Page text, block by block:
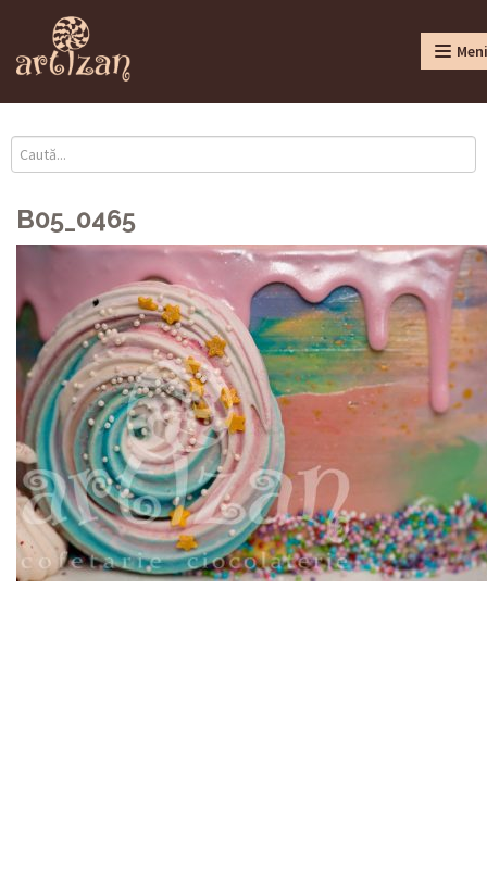
B05_0465